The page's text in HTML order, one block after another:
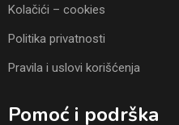
Kolačići – cookies
Politika privatnosti
Pravila i uslovi korišćenja
Pomoć i podrška